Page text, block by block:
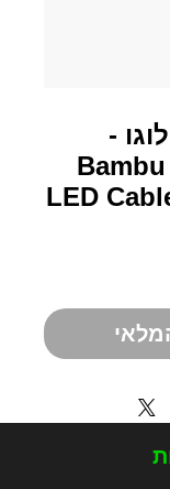
-
LED